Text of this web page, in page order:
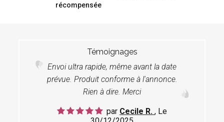
récompensée
Témoignages
Envoi ultra rapide, même avant la date
prévue. Produit conforme à l'annonce.
Rien à dire. Merci
par Cecile R. , Le